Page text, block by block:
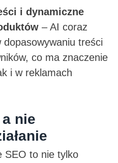
i dynamiczne
– AI coraz
treści
co ma znaczenie
i w reklamach
nie
SEO to nie tylko